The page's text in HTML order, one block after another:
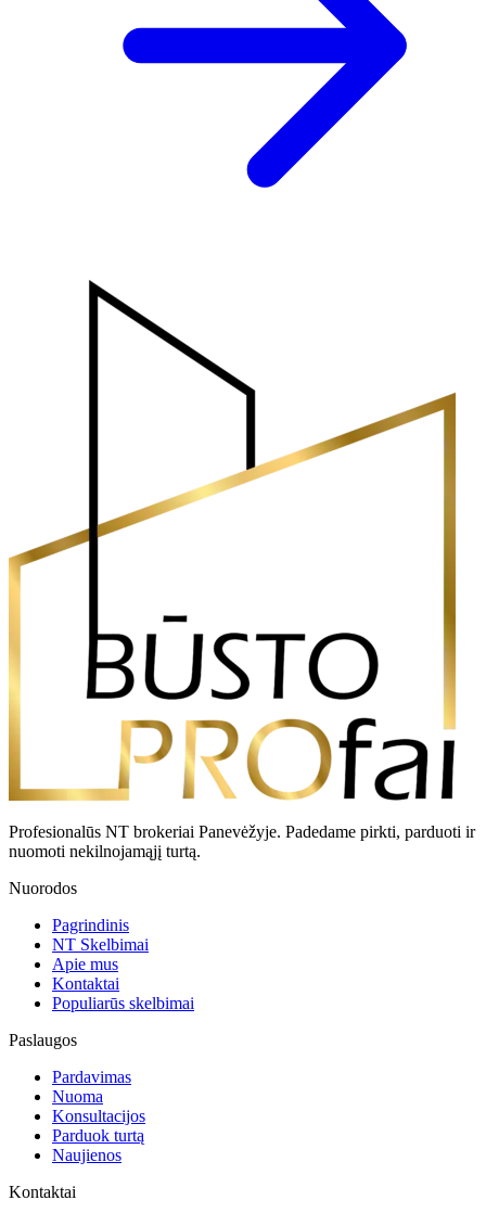
Profesionalūs NT brokeriai Panevėžyje. Padedame pirkti, parduoti ir
nuomoti nekilnojamąjį turtą.
Nuorodos
Pagrindinis
NT Skelbimai
Apie mus
Kontaktai
Populiarūs skelbimai
Paslaugos
Pardavimas
Nuoma
Konsultacijos
Parduok turtą
Naujienos
Kontaktai